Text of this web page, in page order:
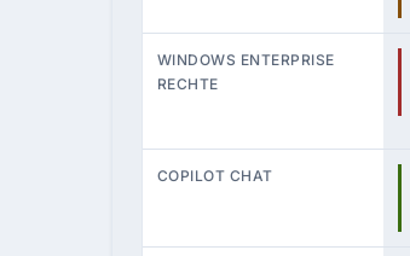
WINDOWS ENTERPRISE
RECHTE
COPILOT CHAT